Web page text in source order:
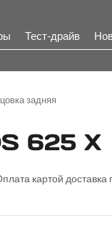
Тест-драйв
задняя
625 X
картой доставка